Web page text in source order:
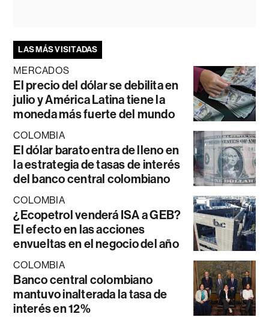
LAS MÁS VISITADAS
MERCADOS
El precio del dólar se debilita en
julio y América Latina tiene la
moneda más fuerte del mundo
COLOMBIA
El dólar barato entra de lleno en
la estrategia de tasas de interés
del banco central colombiano
COLOMBIA
¿Ecopetrol venderá ISA a GEB?
El efecto en las acciones
envueltas en el negocio del año
COLOMBIA
Banco central colombiano
mantuvo inalterada la tasa de
interés en 12%